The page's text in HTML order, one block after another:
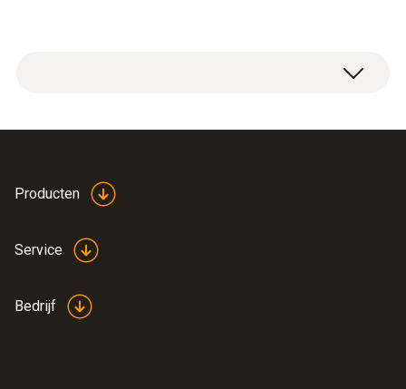
Vulslangadapter 1/4" - 5/16" SAE
Producten
Service
Bedrijf